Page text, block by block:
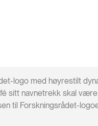
logo med høyrestilt
sitt navnetrekk skal
til Forskningsrådet-